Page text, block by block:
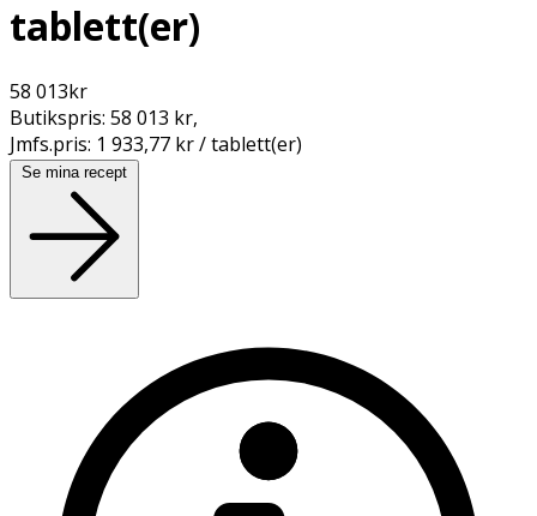
tablett(er)
58 013kr
Butikspris: 58 013 kr,
Jmfs.pris: 1 933,77 kr / tablett(er)
Se mina recept